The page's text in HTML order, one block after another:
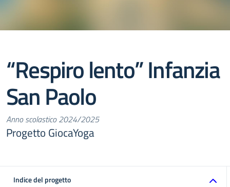
“Respiro lento” Infanzia
San Paolo
Anno scolastico 2024/2025
Progetto GiocaYoga
Indice del progetto